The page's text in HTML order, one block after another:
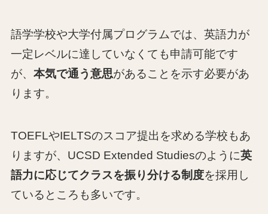
語学学校や大学付属プログラムでは、英語力が
一定レベルに達していなくても申請可能です
が、 本気で通う意思があることを示す必要があ
ります。
TOEFLやIELTSのスコア提出を求める学校もあ
りますが、UCSD Extended Studiesのように英
語力に応じてクラスを振り分ける制度を採用し
ているところも多いです。